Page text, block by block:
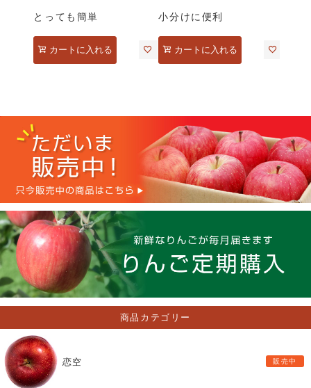
とっても簡単
カートに入れる
小分けに便利
カートに入れる
商品カテゴリー
恋空